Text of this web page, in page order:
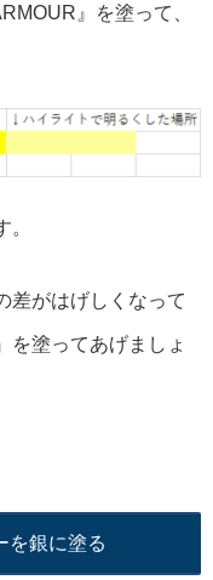
』を塗って、
差がはげしくなって
を塗ってあげましょ
を銀に塗る